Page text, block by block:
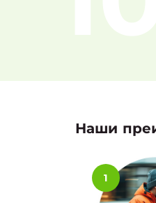
Наши
1